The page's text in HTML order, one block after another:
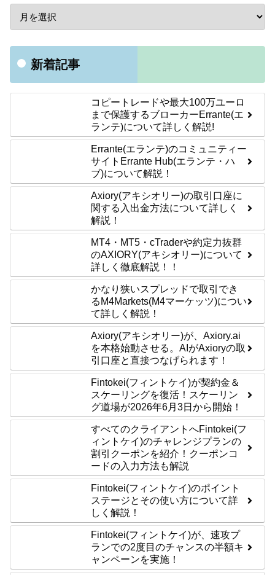
新着記事
コピートレードや最大100万ユーロ
まで保護するブローカーErrante(エ
ランテ)について詳しく解説!
Errante(エランテ)のコミュニティー
サイトErrante Hub(エランテ・ハ
ブ)について解説！
Axiory(アキシオリー)の取引口座に
関する入出金方法について詳しく
解説！
MT4・MT5・cTraderや約定力抜群
のAXIORY(アキシオリー)について
詳しく徹底解説！！
かなり狭いスプレッドで取引でき
るM4Markets(M4マーケッツ)につい
て詳しく解説！
Axiory(アキシオリー)が、Axiory.ai
を本格始動させる。AIがAxioryの取
引口座と直接つなげられます！
Fintokei(フィントケイ)が契約金＆
スケーリングを復活！スケーリン
グ道場が2026年6月3日から開始！
すべてのクライアントへFintokei(フ
ィントケイ)のチャレンジプランの
割引クーポンを紹介！クーポンコ
ードの入力方法も解説
Fintokei(フィントケイ)のポイント
ステージとその使い方について詳
しく解説！
Fintokei(フィントケイ)が、速攻プ
ランでの2度目のチャンスの半額キ
ャンペーンを実施！